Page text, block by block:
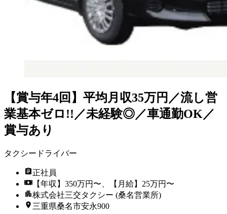
【賞与年4回】平均月収35万円／流し営
業基本ゼロ!!／未経験◎／車通勤OK／
賞与あり
タクシードライバー
正社員
【年収】350万円〜、【月給】25万円〜
株式会社三交タクシー (桑名営業所)
三重県桑名市安永900